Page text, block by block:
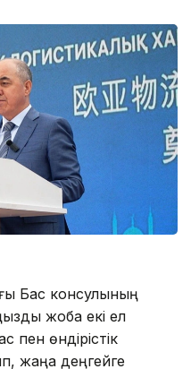
Бас консулының
жоба екі ел
пен өндірістік
жаңа деңгейге